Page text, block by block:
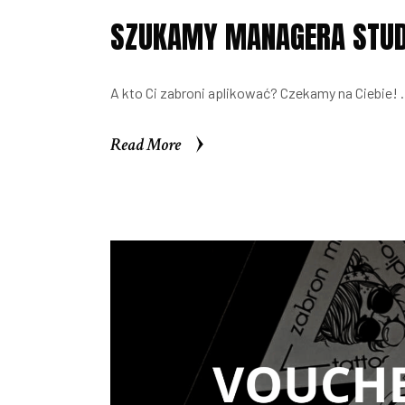
SZUKAMY MANAGERA
A kto Ci zabroni aplikować? Czekamy na Ciebie!
Read More